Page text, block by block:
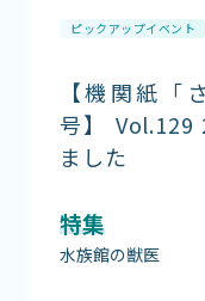
名古屋港水族館って
館内案内
イベント紹介
研究・教育
海の仲間たち
ショップ・レストラン
ピックアップイベント
【機関紙「
号】 Vol.129
ました
特集
水族館の獣医